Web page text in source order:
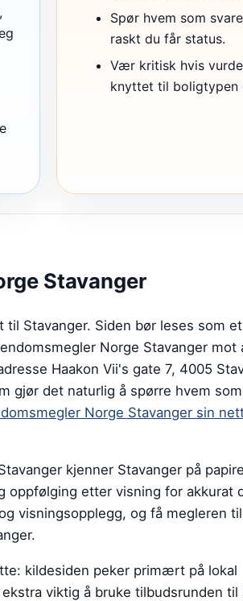
Spør hvem som
raskt du får status.
Vær kritisk hvis
knyttet til boligtypen
Stavanger
Stavanger. Siden bør leses som et
Norge Stavanger mot
Haakon Vii's gate 7, 4005
gjør det naturlig å spørre hvem
Norge Stavanger sin
kjenner Stavanger på
etter visning for akkurat
visningsopplegg, og få megleren
kildesiden peker primært på lokal
viktig å bruke tilbudsrunden til